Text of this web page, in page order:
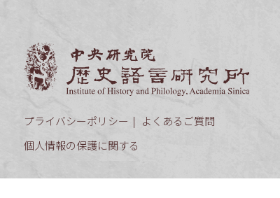
プライバシーポリシー
よくあるご質問
個人情報の保護に関する